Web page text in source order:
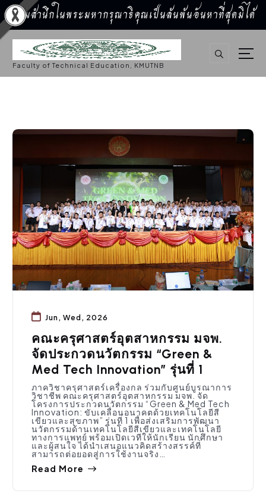
น้อมสำนึกในพระมหากรุณาธิคุณเป็นล้นพ้นอันหาที่สุดมิได้
S
k
o
Faculty of Technical Education, KMUTNB
ประชาสัมพันธ์
Jun, Wed, 2026
คณะครุศาสตร์อุตสาหกรรม มจพ.
จัดประกวดนวัตกรรม “Green &
Med Tech Innovation” รุ่นที่ 1
ภาควิชาครุศาสตร์เครื่องกล ร่วมกับศูนย์บูรณาการ
วิชาชีพ คณะครุศาสตร์อุตสาหกรรม มจพ. จัด
โครงการประกวดนวัตกรรม “Green & Med Tech
Innovation: ขับเคลื่อนอนาคตด้วยเทคโนโลยีสี
เขียวและสุขภาพ” รุ่นที่ 1 เพื่อส่งเสริมการพัฒนา
นวัตกรรมด้านเทคโนโลยีสีเขียวและเทคโนโลยี
ทางการแพทย์ พร้อมเปิดเวทีให้นักเรียน นักศึกษา
และผู้สนใจ ได้นำเสนอแนวคิดสร้างสรรค์ที่
สามารถต่อยอดสู่การใช้งานจริง…
Read More